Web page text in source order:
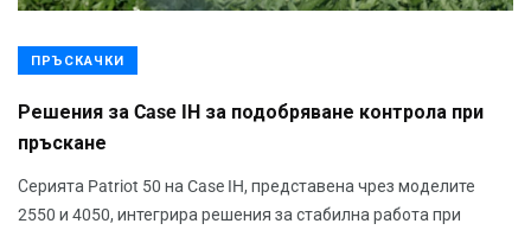
ПРЪСКАЧКИ
Решения за Case IH за подобряване контрола при
пръскане
Серията Patriot 50 на Case IH, представена чрез моделите
2550 и 4050, интегрира решения за стабилна работа при